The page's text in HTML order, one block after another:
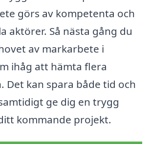
görs av kompetenta och
aktörer. Så nästa gång du
av markarbete i
ihåg att hämta flera
Det kan spara både tid och
ge dig en trygg
kommande projekt.